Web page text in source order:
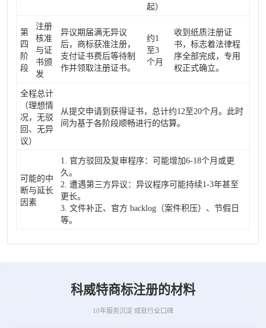
起）
第
四
阶
段
注册
核准
与证
书颁
发
异议期届满无异议
后，商标获准注册，
支付证书费后等待制
作并领取注册证书。
约1
至3
个月
收到纸质注册证
书，标志着法律程
序全部完成，专用
权正式确立。
全程总计
（理想情
况，无驳
回、无异
议）
从提交申请到获得证书，总计约12至20个月。此时
间为基于各阶段顺畅进行的估算。
可能的中
断与延长
因素
1. 官方驳回及复审程序：可能增加6-18个月或更
久。
2. 遭遇第三方异议：异议程序可能持续1-3年甚至
更长。
3. 文件补正、官方 backlog（案件积压）、节假日
等。
科威特商标注册的材料
10年服务沉淀 成就行业口碑